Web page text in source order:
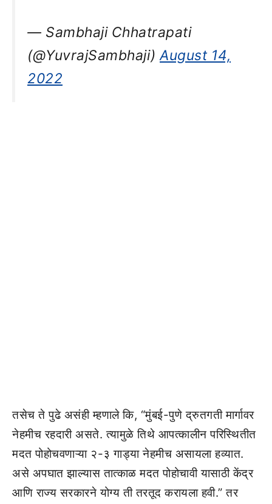
— Sambhaji Chhatrapati
(@YuvrajSambhaji)August 14,
2022
तसेच ते पुढे असंही म्हणाले कि, “मुंबई-पुणे द्रुतगती मार्गावर
नेहमीच रहदारी असते. त्यामुळे तिथे आपत्कालीन परिस्थितीत
मदत पोहोचवणाऱ्या २-३ गाड्या नेहमीच असायला हव्यात.
असे अपघात झाल्यास तात्काळ मदत पोहोचावी यासाठी केंद्र
आणि राज्य सरकारने योग्य ती तरतूद करायला हवी.” तर